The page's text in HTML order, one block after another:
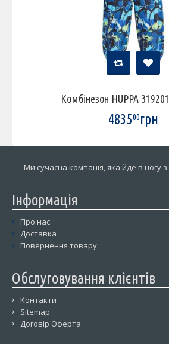
Комбінезон HUPPA
483500грн
Ми сучасна компанія, яка йде в ногу
Інформація
Про нас
Доставка
Повернення товару
Обслуговування клієнтів
Контакти
Sitemap
Договір Оферта